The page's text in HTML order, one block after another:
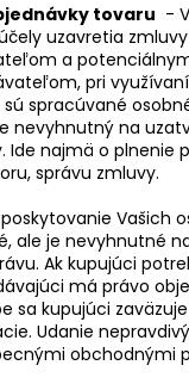
tovaru -
uzavretia
a
pri
spracúvané
nevyhnutný na
Ide najmä o plnenie
správu zmluvy.
Vašich
ale je nevyhnutné
Ak kupujúci
má právo
sa kupujúci
Udanie
obchodnými